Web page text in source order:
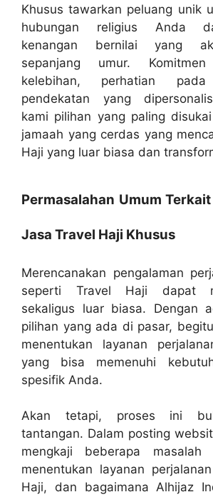
Khusus tawarkan peluang unik
hubungan religius Anda
kenangan bernilai yang
sepanjang umur.
kelebihan, perhatian
pendekatan yang
kami pilihan yang paling
jamaah yang cerdas yang
Haji yang luar biasa dan
Permasalahan Umum
Jasa Travel Haji Khusus
Merencanakan pengalaman
seperti Travel Haji dapat
sekaligus luar biasa. Dengan
pilihan yang ada di pasar,
menentukan layanan
yang bisa memenuhi
spesifik Anda.
Akan tetapi, proses ini
tantangan. Dalam posting
mengkaji beberapa masalah
menentukan layanan
Haji, dan bagaimana Alhijaz